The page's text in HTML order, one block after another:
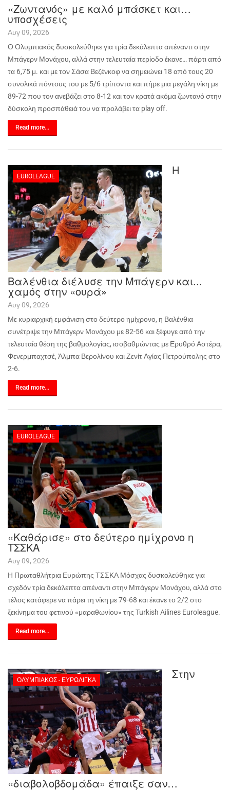
«Ζωντανός» με καλό μπάσκετ και…
υποσχέσεις
Αυγ 09, 2026
Ο Ολυμπιακός δυσκολεύθηκε για τρία δεκάλεπτα απέναντι στην
Μπάγερν Μονάχου, αλλά στην τελευταία περίοδο έκανε… πάρτι από
τα 6,75 μ. και με τον Σάσα Βεζένκοφ να σημειώνει 18 από τους 20
συνολικά πόντους του με 5/6 τρίποντα και πήρε μια μεγάλη νίκη με
89-72 που τον ανεβάζει στο 8-12 και τον κρατά ακόμα ζωντανό στην
δύσκολη προσπάθειά του να προλάβει τα playoff.
Read more...
EUROLEAGUE Η
Βαλένθια διέλυσε την Μπάγερν και...
χαμός στην «ουρά»
Αυγ 09, 2026
Με κυριαρχική εμφάνιση στο δεύτερο ημίχρονο, η Βαλένθια
συνέτριψε την Μπάγερν Μονάχου με 82-56 και ξέφυγε από την
τελευταία θέση της βαθμολογίας, ισοβαθμώντας με Ερυθρό Αστέρα,
Φενερμπαχτσέ, Άλμπα Βερολίνου και Ζενίτ Αγίας Πετρούπολης στο
2-6.
Read more...
EUROLEAGUE
«Καθάρισε» στο δεύτερο ημίχρονο η
ΤΣΣΚΑ
Αυγ 09, 2026
Η Πρωταθλήτρια Ευρώπης ΤΣΣΚΑ Μόσχας δυσκολεύθηκε για
σχεδόν τρία δεκάλεπτα απέναντι στην Μπάγερν Μονάχου, αλλά στο
τέλος κατάφερε να πάρει τη νίκη με 79-68 και έκανε το 2/2 στο
ξεκίνημα του φετινού «μαραθωνίου» της Turkish Ailines Euroleague.
Read more...
ΟΛΥΜΠΙΑΚΌΣ - ΕΥΡΩΛΊΓΚΑ Στην
«διαβολοβδομάδα» έπαιξε σαν…